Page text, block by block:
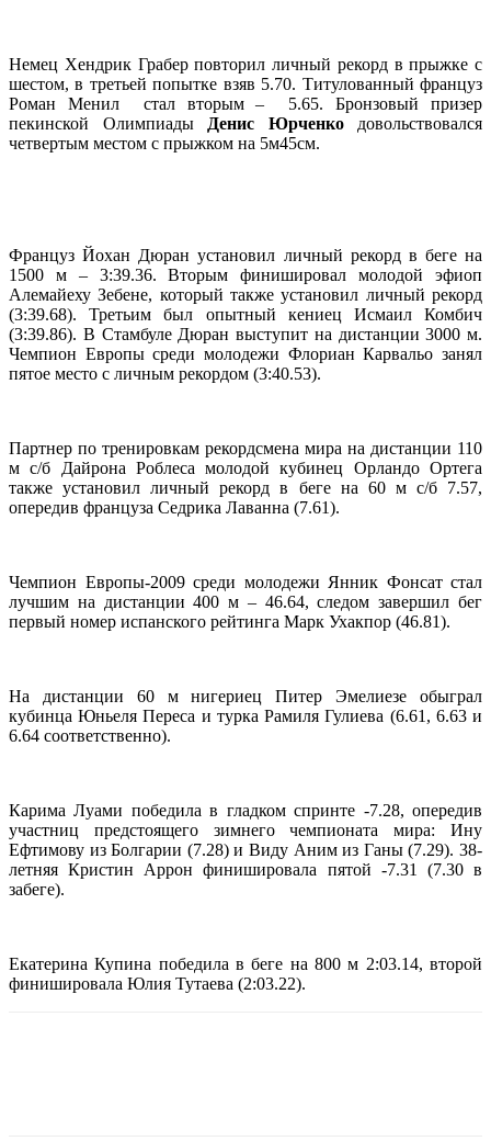
Немец Хендрик Грабер повторил личный рекорд в прыжке с
шестом, в третьей попытке взяв 5.70. Титулованный француз
Роман Менил стал вторым – 5.65. Бронзовый призер
пекинской Олимпиады
Денис Юрченкодовольствовался
четвертым местом с прыжком на 5м45см.
Француз Йохан Дюран установил личный рекорд в беге на
1500 м – 3:39.36. Вторым финишировал молодой эфиоп
Алемайеху Зебене, который также установил личный рекорд
(3:39.68). Третьим был опытный кениец Исмаил Комбич
(3:39.86). В Стамбуле Дюран выступит на дистанции 3000 м.
Чемпион Европы среди молодежи Флориан Карвальо занял
пятое место с личным рекордом (3:40.53).
Партнер по тренировкам рекордсмена мира на дистанции 110
м с/б Дайрона Роблеса молодой кубинец Орландо Ортега
также установил личный рекорд в беге на 60 м с/б 7.57,
опередив француза Седрика Лаванна (7.61).
Чемпион Европы-2009 среди молодежи Янник Фонсат стал
лучшим на дистанции 400 м – 46.64, следом завершил бег
первый номер испанского рейтинга Марк Ухакпор (46.81).
На дистанции 60 м нигериец Питер Эмелиезе обыграл
кубинца Юньеля Переса и турка Рамиля Гулиева (6.61, 6.63 и
6.64 соответственно).
Карима Луами победила в гладком спринте -7.28, опередив
участниц предстоящего зимнего чемпионата мира: Ину
Ефтимову из Болгарии (7.28) и Виду Аним из Ганы (7.29). 38-
летняя Кристин Аррон финишировала пятой -7.31 (7.30 в
забеге).
Екатерина Купина победила в беге на 800 м 2:03.14, второй
финишировала Юлия Тутаева (2:03.22).